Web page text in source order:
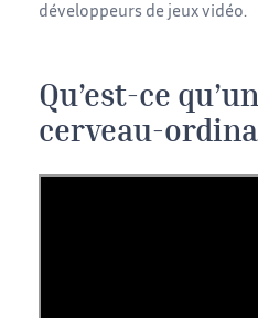
développeurs de jeux vidéo.
Qu’est-ce
cerveau-